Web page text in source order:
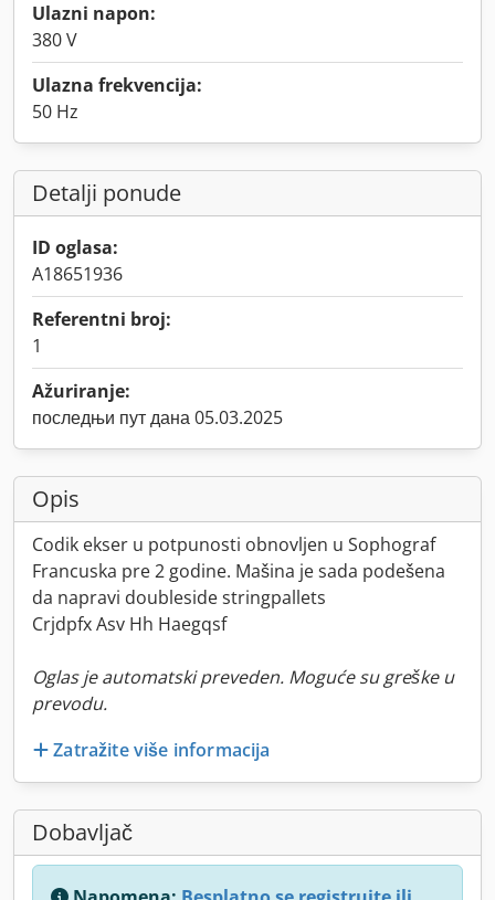
Ulazni napon:
380 V
Ulazna frekvencija:
50 Hz
Detalji ponude
ID oglasa:
A18651936
Referentni broj:
1
Ažuriranje:
последњи пут дана 05.03.2025
Opis
Codik ekser u potpunosti obnovljen u Sophograf
Francuska pre 2 godine. Mašina je sada podešena
da napravi doubleside stringpallets
Crjdpfx Asv Hh Haegqsf
Oglas je automatski preveden. Moguće su greške u
prevodu.
Zatražite više informacija
Dobavljač